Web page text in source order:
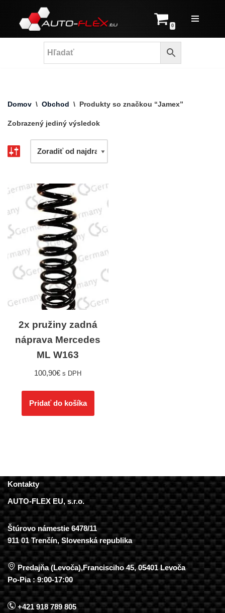
Prejsť
na
0
Domov \ Obchod \ Produkty so značkou “Jamex”
Zobrazený jediný výsledok
2x pružiny zadná
náprava Mercedes
ML W163
100,90€ s DPH
Pridať do košíka
Kontakty
AUTO-FLEX EU, s.r.o.
Štúrovo námestie 6478/11
911 01 Trenčín, Slovenská republika
Predajňa (Levoča),Francisciho 45, 05401 Levoča
Po-Pia : 9:00-17:00
+421 918 789 805